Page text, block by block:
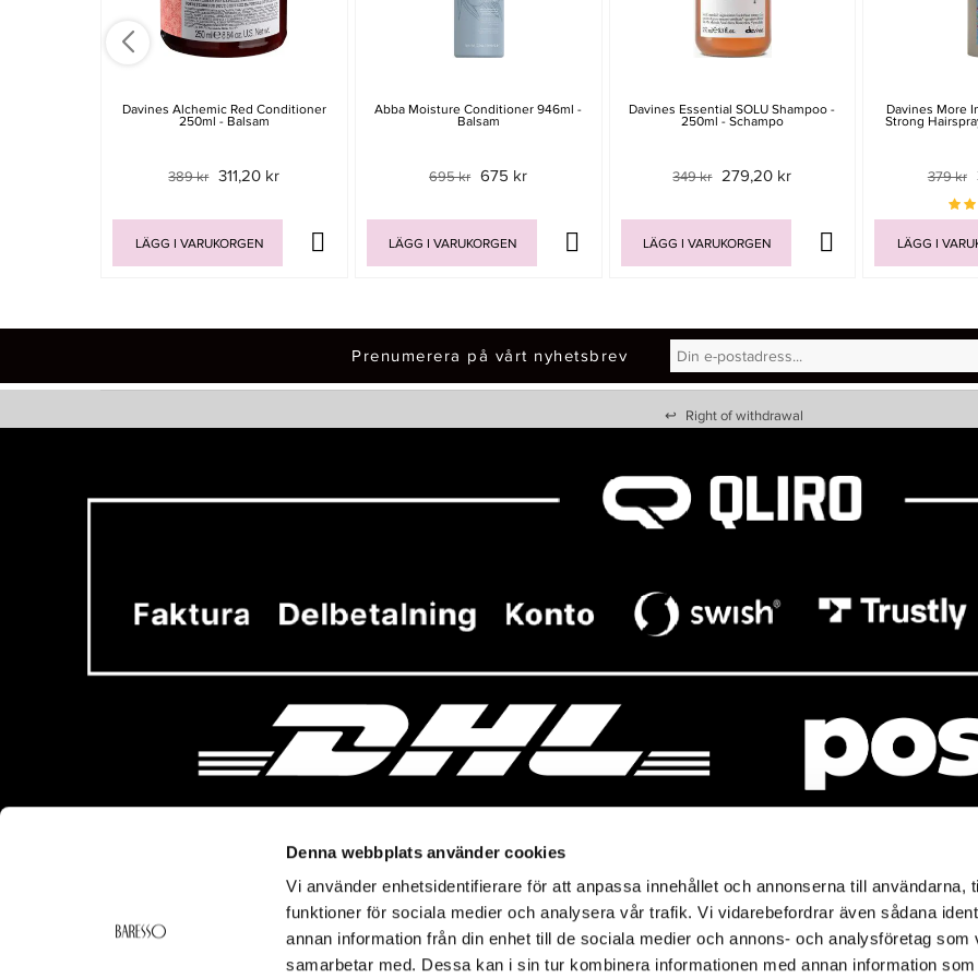
Denna webbplats använder cookies
Vi använder enhetsidentifierare för att anpassa innehållet och annonserna till användarna,
funktioner för sociala medier och analysera vår trafik. Vi vidarebefordrar även sådana
annan information från din enhet till de sociala medier och annons- och analysföretag som
samarbetar med. Dessa kan i sin tur kombinera informationen med annan information
Davines Alchemic Red Conditioner
250ml - Balsam
389 kr 311,20 kr
LÄGG I VARUKORGEN
Abba Moisture Conditioner 946ml -
Balsam
695 kr 675 kr
LÄGG I VARUKORGEN
Davines Essential SOLU Shampoo -
250ml - Schampo
349 kr 279,20 kr
LÄGG I VARUKORGEN
Davines More
Strong
379 kr
LÄGG I
Prenumerera på vårt nyhetsbrev
↩ Right of withdrawal
Kontakt
Om Baresso
Baresso Magasin
Om Baresso.se
Mitt Baresso
Baresso Family
Mitt konto